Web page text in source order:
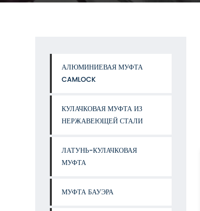
АЛЮМИНИЕВАЯ МУФТА
CAMLOCK
КУЛАЧКОВАЯ МУФТА ИЗ
НЕРЖАВЕЮЩЕЙ СТАЛИ
ЛАТУНЬ-КУЛАЧКОВАЯ
МУФТА
МУФТА БАУЭРА